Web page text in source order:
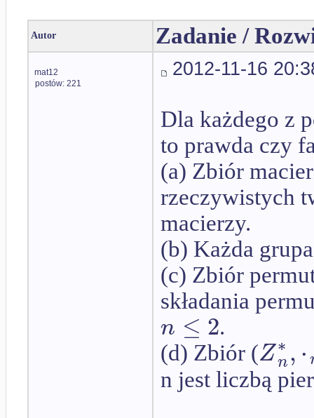
Autor Zadanie /
mat12
postów: 221
2012-11-16
Dla każdego z
to prawda czy
(a) Zbiór
rzeczywistych
macierzy.
(b) Każda
(c) Zbiór
składania
n ≤ 2.
(d) Zbiór (Z∗
n,⋅
n jest liczbą